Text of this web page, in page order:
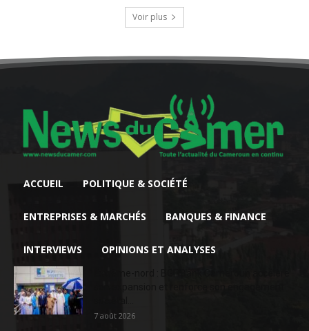
Voir plus
ACCUEIL POLITIQUE & SOCIÉTÉ
ENTREPRISES & MARCHÉS BANQUES & FINANCE
INTERVIEWS OPINIONS ET ANALYSES
7 août 2026